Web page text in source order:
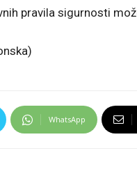
pravila sigurnosti
WhatsApp